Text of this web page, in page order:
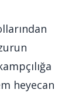
heyecan